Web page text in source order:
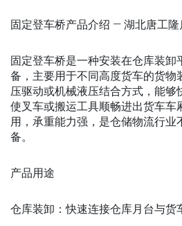
固定登车桥产品介绍 — 湖北唐工
固定登车桥是一种安装在仓库装卸
备，主要用于不同高度货车的货物
压驱动或机械液压结合方式，能够
使叉车或搬运工具顺畅进出货车车
用，承重能力强，是仓储物流行业
备。
产品用途
仓库装卸：快速连接仓库月台与货